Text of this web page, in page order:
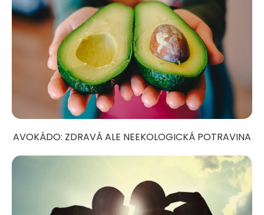
AVOKÁDO: ZDRAVÁ ALE NEEKOLOGICKÁ POTRAVINA